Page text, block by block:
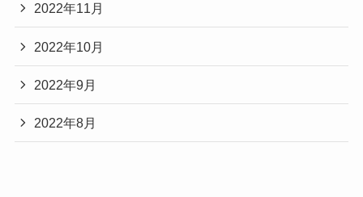
2022年11月
2022年10月
2022年9月
2022年8月